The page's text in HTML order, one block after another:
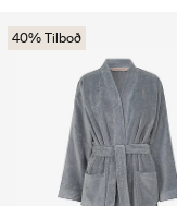
40% Tilboð